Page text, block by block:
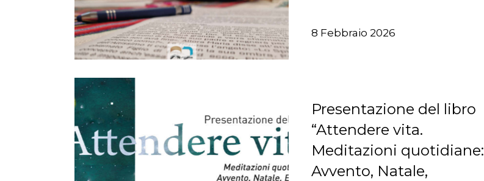
8 Febbraio 2026
Presentazione del libro
“Attendere vita.
Meditazioni quotidiane:
Avvento, Natale,